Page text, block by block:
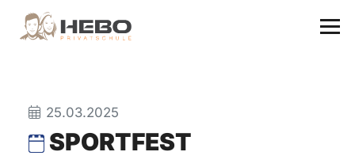
25.03.2025
SPORTFEST